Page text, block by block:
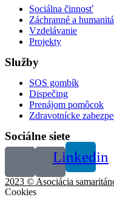
Sociálna činnosť
Záchranné a
Vzdelávanie
Projekty
Služby
SOS gombík
Dispečing
Prenájom pomôcok
Zdravotnícke
Sociálne siete
Linkedin
2023 © Asociácia
Cookies